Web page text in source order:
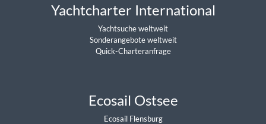
Yachtcharter International
Yachtsuche weltweit
Sonderangebote weltweit
Quick-Charteranfrage
Ecosail Ostsee
Ecosail Flensburg